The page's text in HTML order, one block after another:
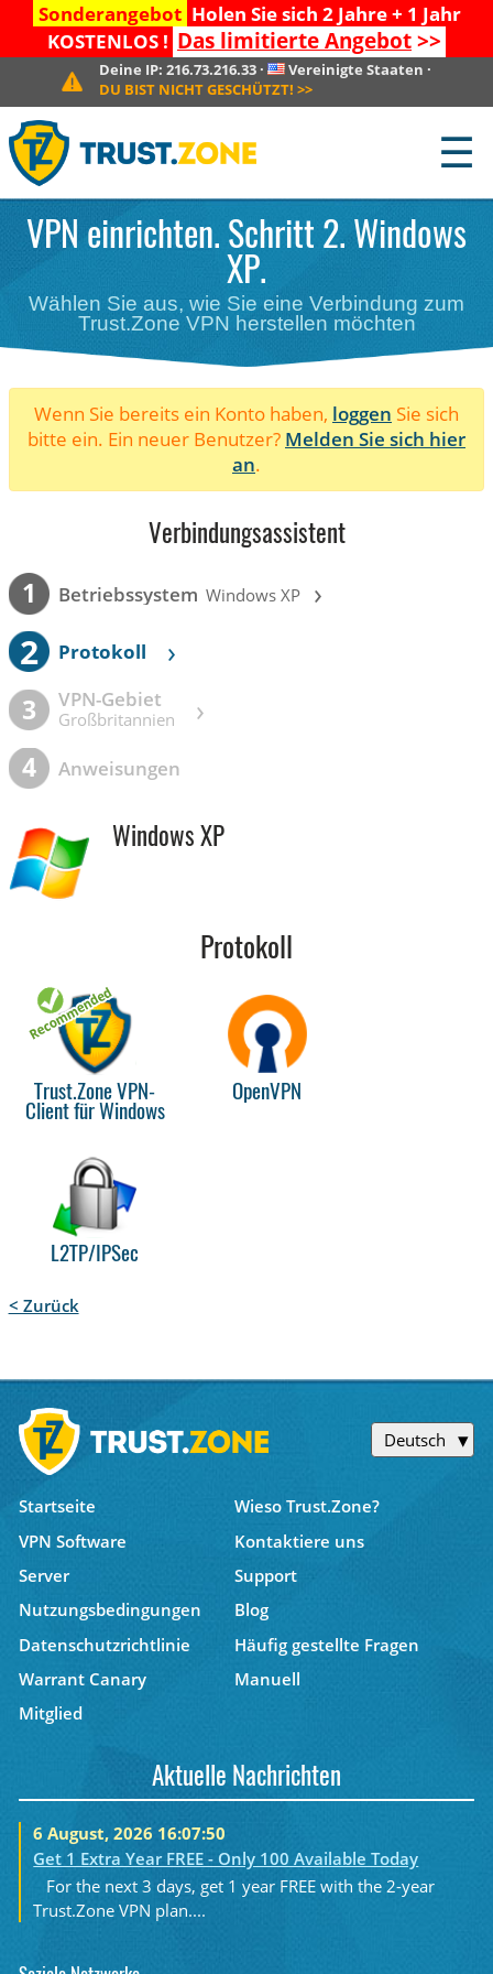
Sonderangebot Holen Sie sich 2 Jahre + 1 Jahr
KOSTENLOS ! Das limitierte Angebot>>
Deine IP:216.73.216.33 · Vereinigte Staaten ·
DU BIST NICHT GESCHÜTZT! >>
☰
VPN einrichten. Schritt 2. Windows
XP.
Wählen Sie aus, wie Sie eine Verbindung zum
Trust.Zone VPN herstellen möchten
Wenn Sie bereits ein Konto haben, loggen Sie sich
bitte ein. Ein neuer Benutzer? Melden Sie sich hier
an.
Verbindungsassistent
1 Betriebssystem Windows XP ›
2 Protokoll ›
3 VPN-Gebiet
Großbritannien ›
4 Anweisungen
Windows XP
Protokoll
Trust.Zone VPN-
Client für Windows
OpenVPN
L2TP/IPSec
< Zurück
Deutsch
Startseite
Wieso Trust.Zone?
VPN Software
Kontaktiere uns
Server
Support
Nutzungsbedingungen
Blog
Datenschutzrichtlinie
Häufig gestellte Fragen
Warrant Canary
Manuell
Mitglied
Aktuelle Nachrichten
6 August, 2026 16:07:50
Get 1 Extra Year FREE - Only 100 Available Today
For the next 3 days, get 1 year FREE with the 2-year
Trust.Zone VPN plan....